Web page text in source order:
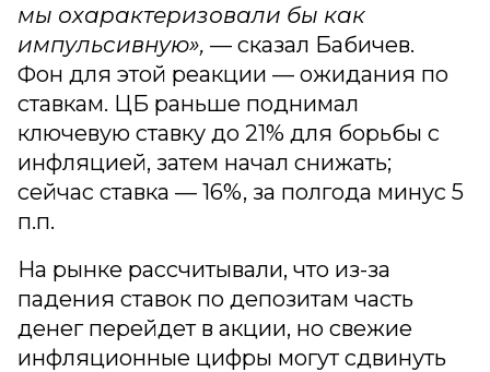
мы охарактеризовали бы как
импульсивную», — сказал Бабичев.
Фон для этой реакции — ожидания по
ставкам. ЦБ раньше поднимал
ключевую ставку до 21% для борьбы с
инфляцией, затем начал снижать;
сейчас ставка — 16%, за полгода минус 5
п.п.
На рынке рассчитывали, что из-за
падения ставок по депозитам часть
денег перейдет в акции, но свежие
инфляционные цифры могут сдвинуть